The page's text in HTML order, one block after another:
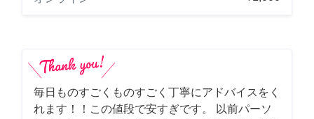
毎日ものすごくものすごく丁寧にアドバイスをく
れます！！この値段で安すぎです。 以前パーソ